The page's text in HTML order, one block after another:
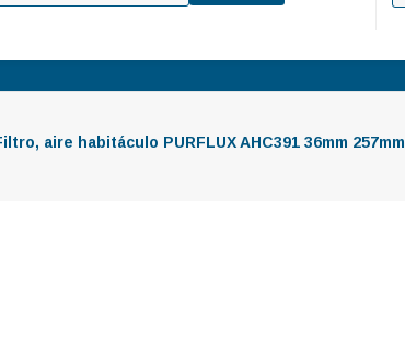
aire habitáculo PURFLUX AHC391 36mm 257mm